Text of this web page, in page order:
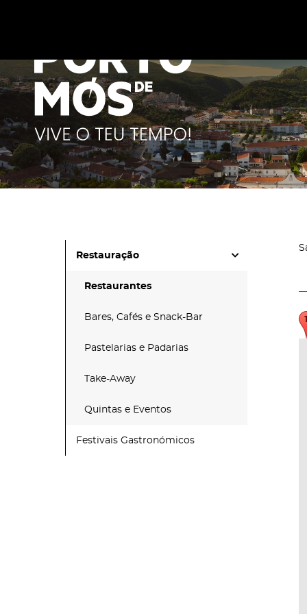
Restauração
Restaurantes
Bares, Cafés e Snack-Bar
Pastelarias e Padarias
Take-Away
Quintas e Eventos
Festivais Gastronómicos